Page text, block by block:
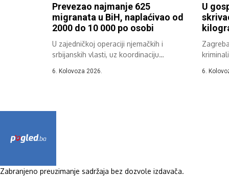
Prevezao najmanje 625
migranata u BiH, naplaćivao od
2000 do 10 000 po osobi
U zajedničkoj operaciji njemačkih i
srbijanskih vlasti, uz koordinaciju
6. Kolovoza 2026.
U
6.
Zabranjeno preuzimanje sadržaja bez dozvole izdavača.